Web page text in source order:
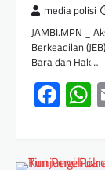
media polisi
JAMBI.MPN _
Berkeadilan
Bara dan Hak…